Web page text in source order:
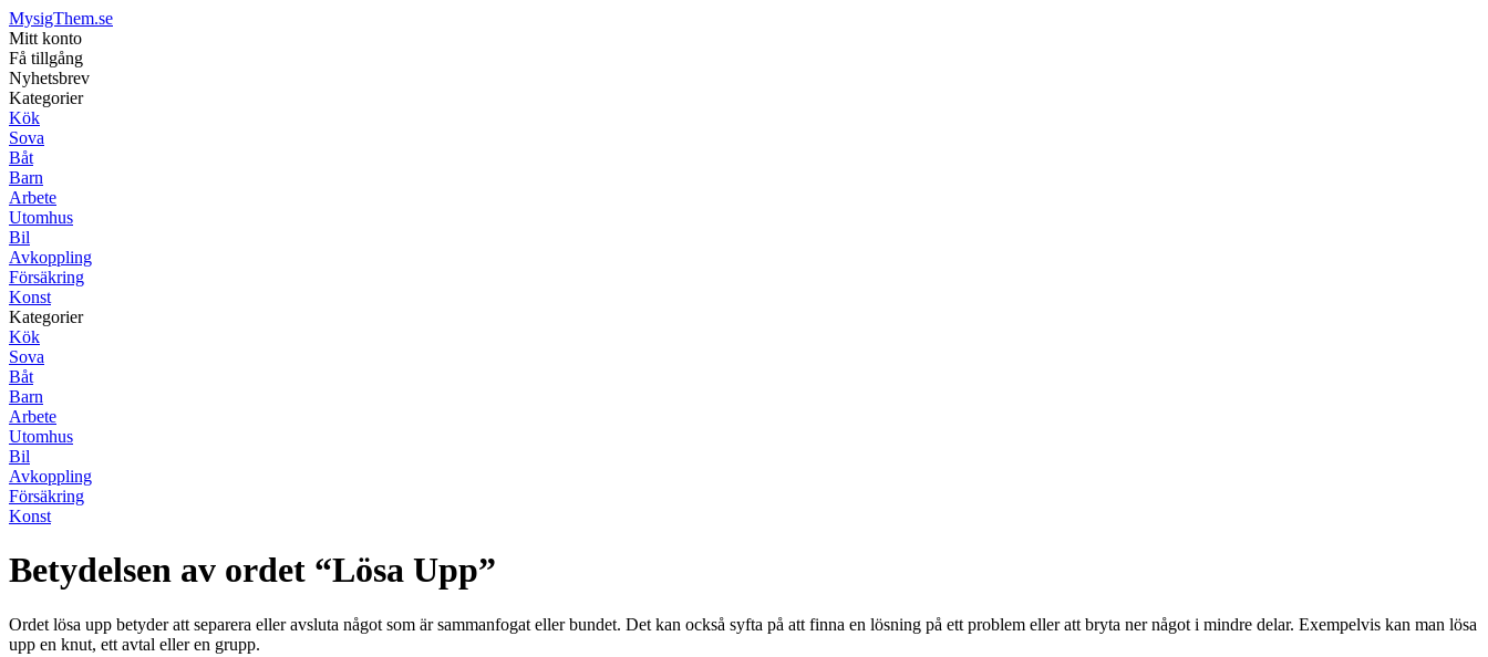
MysigThem.se
Mitt konto
Få tillgång
Nyhetsbrev
Kategorier
Kök
Sova
Båt
Barn
Arbete
Utomhus
Bil
Avkoppling
Försäkring
Konst
Kategorier
Kök
Sova
Båt
Barn
Arbete
Utomhus
Bil
Avkoppling
Försäkring
Konst
Betydelsen av ordet “Lösa Upp”
Ordet lösa upp betyder att separera eller avsluta något som är sammanfogat eller bundet. Det kan också syfta på att finna en lösning på ett problem eller att bryta ner något i mindre delar. Exempelvis kan man lösa
upp en knut, ett avtal eller en grupp.